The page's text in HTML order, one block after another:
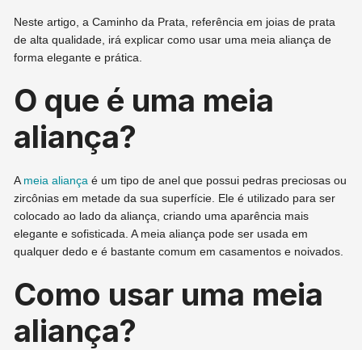
Neste artigo, a Caminho da Prata, referência em joias de prata
de alta qualidade, irá explicar como usar uma meia aliança de
forma elegante e prática.
O que é uma meia
aliança?
A meia aliança é um tipo de anel que possui pedras preciosas ou
zircônias em metade da sua superfície. Ele é utilizado para ser
colocado ao lado da aliança, criando uma aparência mais
elegante e sofisticada. A meia aliança pode ser usada em
qualquer dedo e é bastante comum em casamentos e noivados.
Como usar uma meia
aliança?